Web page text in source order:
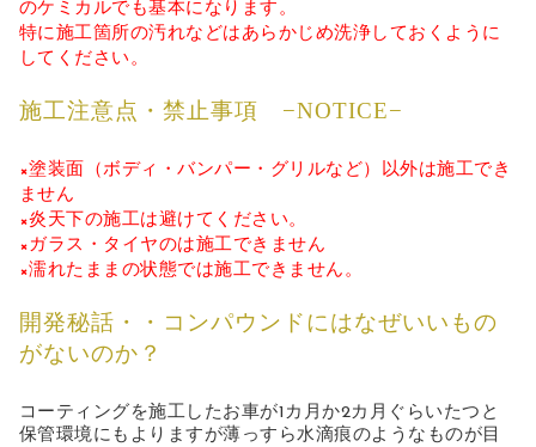
のケミカルでも基本になります。
特に施工箇所の汚れなどはあらかじめ洗浄しておくように
してください。
施工注意点・禁止事項 −NOTICE−
×塗装面（ボディ・バンパー・グリルなど）以外は施工でき
ません
×炎天下の施工は避けてください。
×ガラス・タイヤのは施工できません
×濡れたままの状態では施工できません。
開発秘話・・コンパウンドにはなぜいいもの
がないのか？
コーティングを施工したお車が1カ月か2カ月ぐらいたつと
保管環境にもよりますが薄っすら水滴痕のようなものが目